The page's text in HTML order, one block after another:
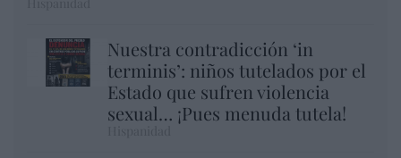
Nuestra contradicción ‘in
terminis’: niños tutelados por el
Estado que sufren violencia
sexual… ¡Pues menuda tutela!